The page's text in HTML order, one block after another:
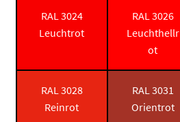
RAL 3024
Leuchtrot
RAL 3026
Leuchthellr
ot
RAL 3028
Reinrot
RAL 3031
Orientrot